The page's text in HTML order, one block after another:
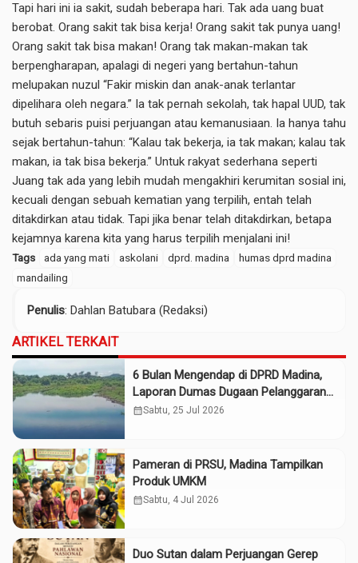
Tapi hari ini ia sakit, sudah beberapa hari. Tak ada uang buat
berobat. Orang sakit tak bisa kerja! Orang sakit tak punya uang!
Orang sakit tak bisa makan! Orang tak makan-makan tak
berpengharapan, apalagi di negeri yang bertahun-tahun
melupakan nuzul “Fakir miskin dan anak-anak terlantar
dipelihara oleh negara.” Ia tak pernah sekolah, tak hapal UUD, tak
butuh sebaris puisi perjuangan atau kemanusiaan. Ia hanya tahu
sejak bertahun-tahun: “Kalau tak bekerja, ia tak makan; kalau tak
makan, ia tak bisa bekerja.” Untuk rakyat sederhana seperti
Juang tak ada yang lebih mudah mengakhiri kerumitan sosial ini,
kecuali dengan sebuah kematian yang terpilih, entah telah
ditakdirkan atau tidak. Tapi jika benar telah ditakdirkan, betapa
kejamnya karena kita yang harus terpilih menjalani ini!
Tags ada yang mati askolani dprd. madina
humas dprd madina
mandailing
Penulis: Dahlan Batubara (Redaksi)
ARTIKEL TERKAIT
6 Bulan Mengendap di DPRD Madina,
Laporan Dumas Dugaan Pelanggaran
PT Rendi Tak Digubris
calendar_monthSabtu, 25 Jul 2026
Pameran di PRSU, Madina Tampilkan
Produk UMKM
calendar_monthSabtu, 4 Jul 2026
Duo Sutan dalam Perjuangan Gerep